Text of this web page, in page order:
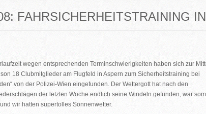
FAHRSICHERHEITSTRAINING
wegen entsprechenden Terminschwierigkeiten haben sich zur
18 Clubmitglieder am Flugfeld in Aspern zum Sicherheitstraining bei
von der Polizei-Wien eingefunden. Der Wettergott hat nach den
der letzten Woche endlich seine Windeln gefunden, war
wir hatten supertolles Sonnenwetter.